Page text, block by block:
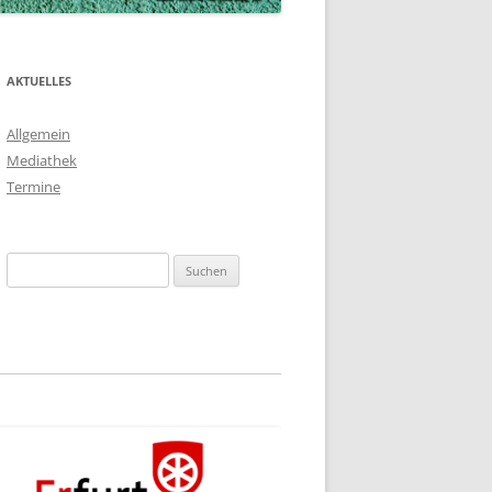
AKTUELLES
Allgemein
Mediathek
Termine
nach: